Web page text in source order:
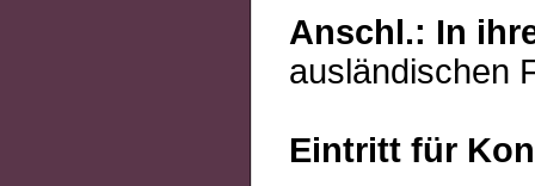
Anschl.: In
ausländischen
Eintritt für